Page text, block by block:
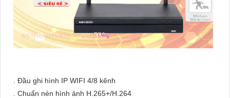
. Đầu ghi hình IP WIFI 4/8 kênh
. Chuẩn nén hình ảnh H.265+/H.264